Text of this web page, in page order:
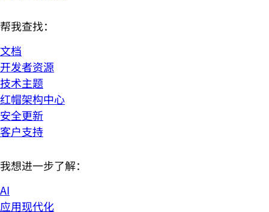
帮我查找：
文档
开发者资源
技术主题
红帽架构中心
安全更新
客户支持
我想进一步了解：
AI
应用现代化